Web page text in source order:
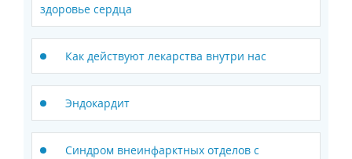
здоровье сердца
Как действуют лекарства внутри нас
Эндокардит
Синдром внеинфарктных отделов с